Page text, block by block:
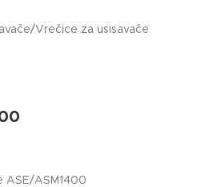
/Vrečice za usisavače
ASE/ASM1400